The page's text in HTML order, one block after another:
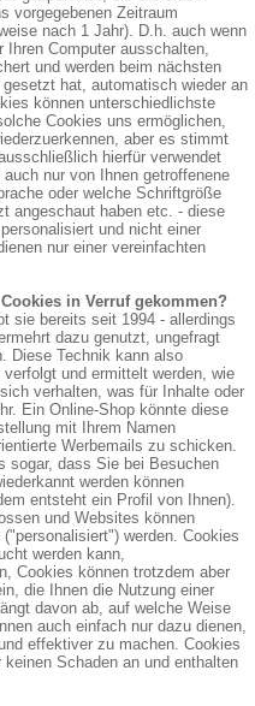
vorgegebenen Zeitraum
nach 1 Jahr). D.h. auch wenn
Computer ausschalten,
und werden beim nächsten
hat, automatisch wieder an
können unterschiedlichste
Cookies uns ermöglichen,
aber es stimmt
hierfür verwendet
nur von Ihnen getroffenene
oder welche Schriftgröße
angeschaut haben etc. - diese
und nicht einer
nur einer vereinfachten
in Verruf gekommen?
sie bereits seit 1994 - allerdings
dazu genutzt, ungefragt
Diese Technik kann also
und ermittelt werden, wie
verhalten, was für Inhalte oder
Ein Online-Shop könnte diese
mit Ihrem Namen
Werbemails zu schicken.
sogar, dass Sie bei Besuchen
werden können
entsteht ein Profil von Ihnen).
und Websites können
werden. Cookies
werden kann,
Cookies können trotzdem aber
die Ihnen die Nutzung einer
davon ab, auf welche Weise
auch einfach nur dazu dienen,
effektiver zu machen. Cookies
Schaden an und enthalten